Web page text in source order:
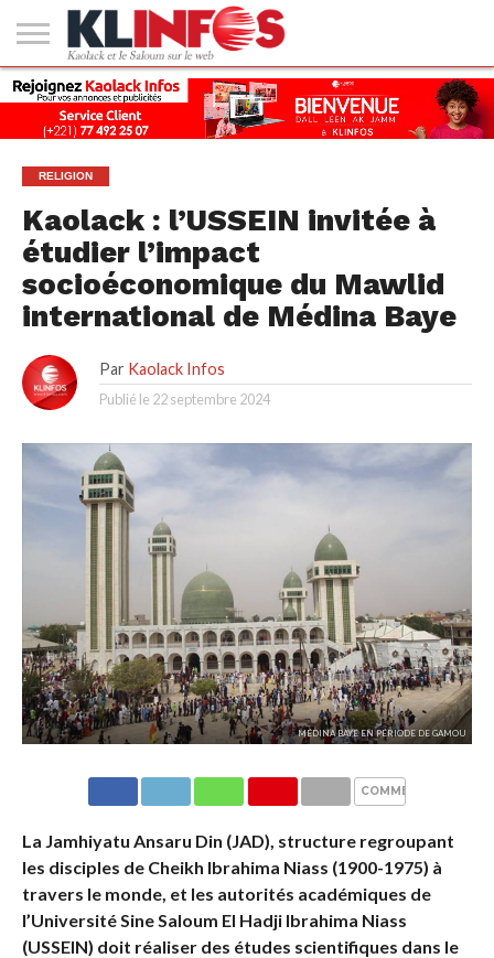
#2
(PAS
DE
TITRE)
KAOLACK
POLITIQUE
ECONOMIE
SOCIÉTÉ
CULTURE
PEOPLE
SPORT
SANTÉ
AFRIQUE
INTERNATIONAL
EMPLOI &
FORMATION
RELIGION
Kaolack : l’USSEIN invitée à
étudier l’impact
socioéconomique du Mawlid
international de Médina Baye
Par Kaolack Infos
Publié le 22 septembre 2024
MÉDINA BAYE EN PÉRIODE DE GAMOU
COMMENTAIRES
La Jamhiyatu Ansaru Din (JAD), structure regroupant
les disciples de Cheikh Ibrahima Niass (1900-1975) à
travers le monde, et les autorités académiques de
l’Université Sine Saloum El Hadji Ibrahima Niass
(USSEIN) doit réaliser des études scientifiques dans le